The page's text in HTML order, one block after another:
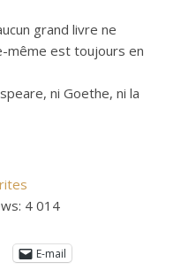
grand livre ne
même est toujours en
ni Goethe, ni la
4 014
E-mail